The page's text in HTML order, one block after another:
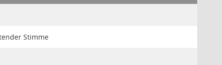
Stimme